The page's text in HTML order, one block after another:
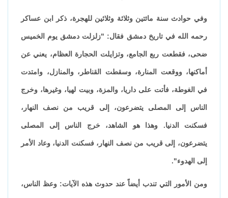
وفي حوادث سنة مائتين وثلاثة وثلاثين للهجرة، ذكر ابن عساكر
رحمه الله في تاريخ دمشق فقال: "زلزلت دمشق يوم الخميس
ضحى، فقطعت ربع الجامع، وتزايلت الحجارة العظام، يعني عن
أماكنها، ووقعت المنارة، وسقطت القناطر، والمنازل، وامتدت
في الغوطة، فأتت على داريا، والمزة، وبيت لهيا، وغيرها، وخرج
الناس إلى المصلى يتضرعون، إلى قريب من نصف النهار،
فسكنت الدنيا. وهذا هو الشاهد، خرج الناس إلى المصلى
يتضرعون، إلى قريب من نصف النهار، فسكنت الدنيا، وعاد الأمر
إلى الهدوء".
ومن الأمور التي تندب أيضاً عند حدوث هذه الآيات: وعظ الناس،